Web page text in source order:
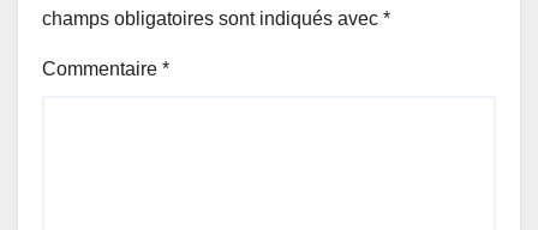
champs obligatoires sont indiqués avec *
Commentaire *